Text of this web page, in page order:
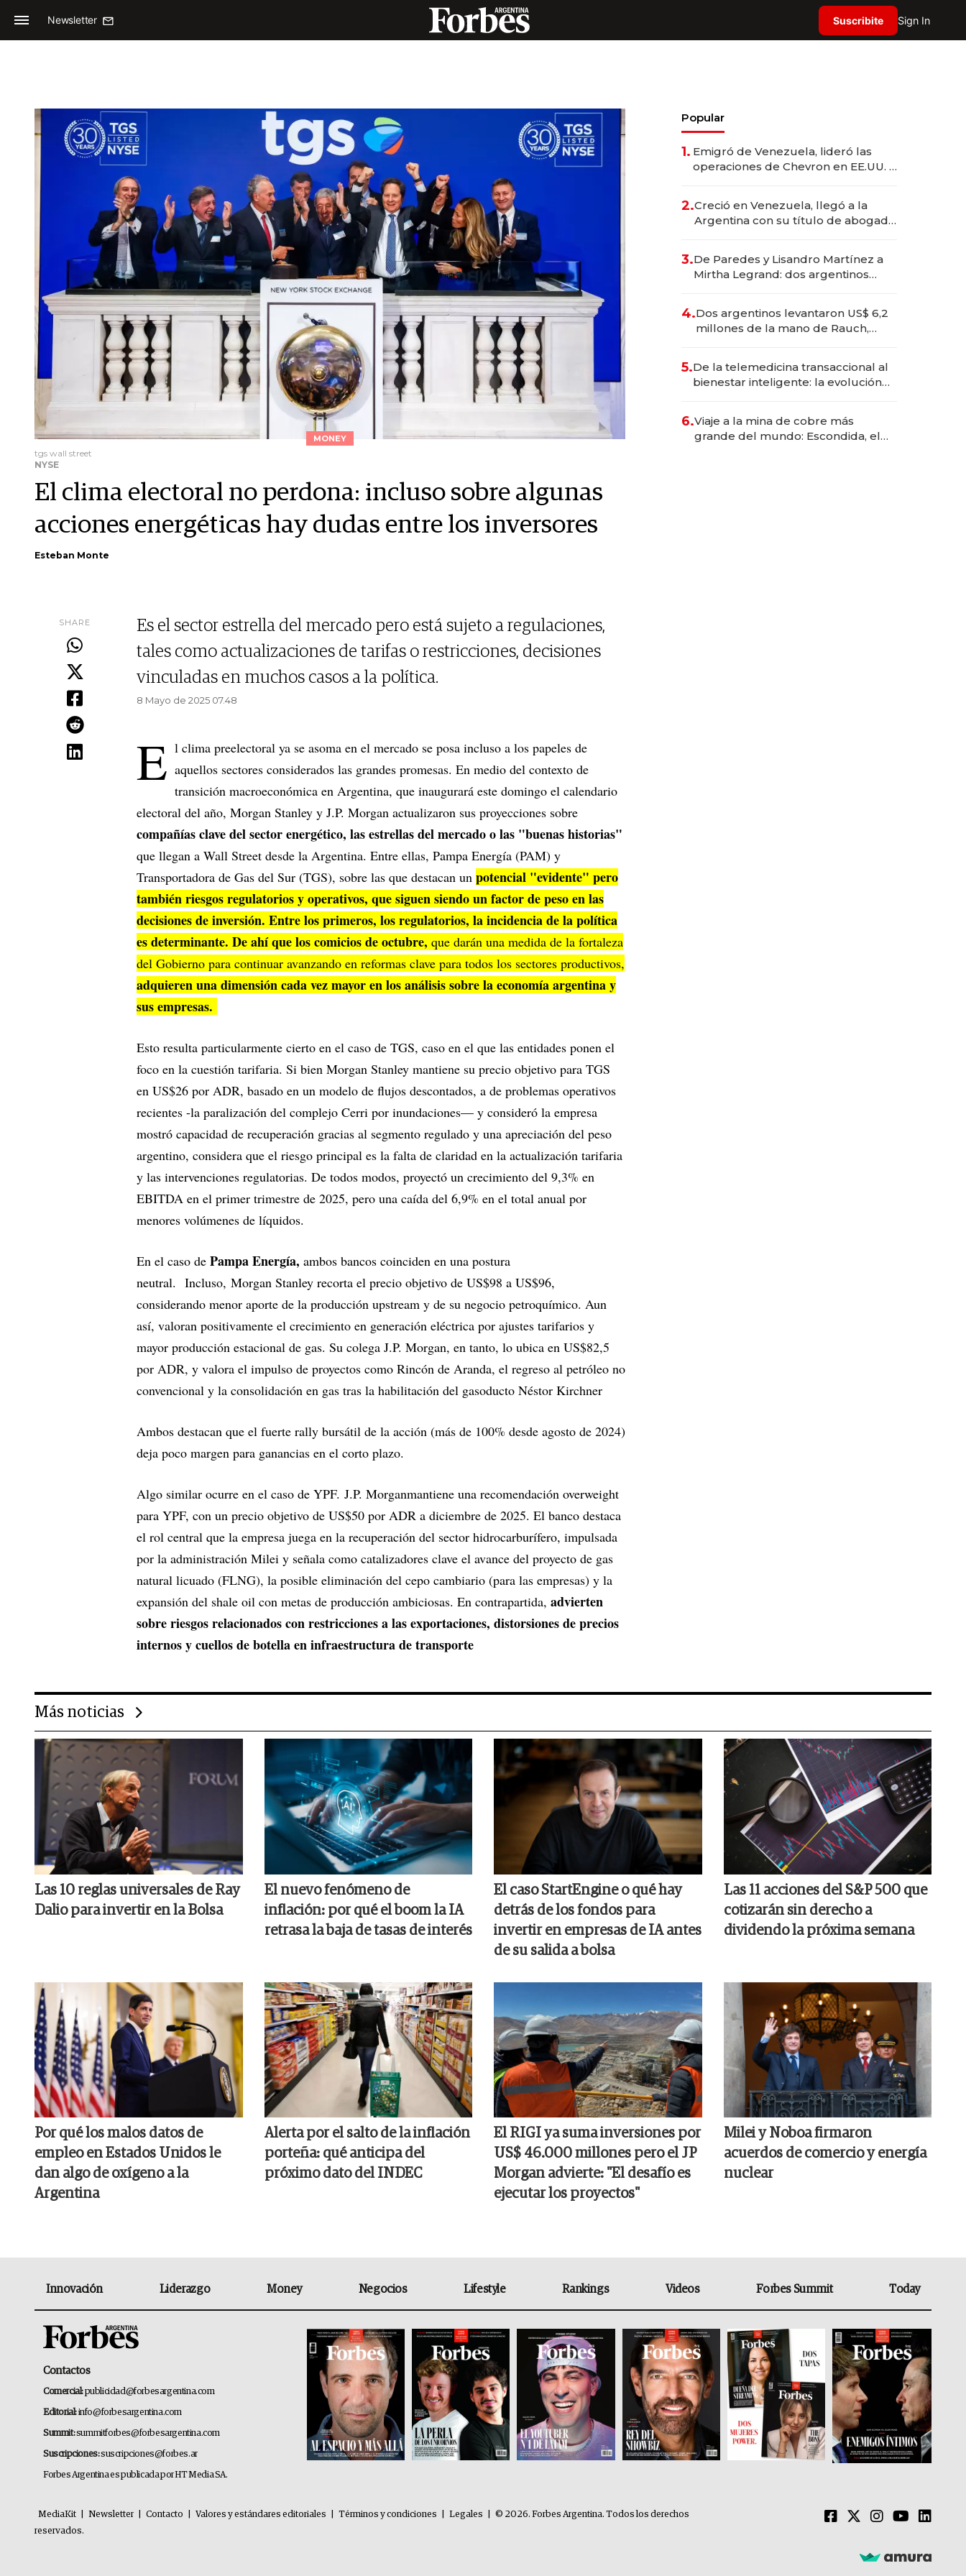
Newsletter Suscribite Sign In
MONEY
tgs wall street
NYSE
El clima electoral no perdona: incluso sobre algunas
acciones energéticas hay dudas entre los inversores
Esteban Monte
SHARE
Es el sector estrella del mercado pero está sujeto a regulaciones,
tales como actualizaciones de tarifas o restricciones, decisiones
vinculadas en muchos casos a la política.
8 Mayo de 2025 07.48
E l clima preelectoral ya se asoma en el mercado se posa incluso a los papeles de
aquellos sectores considerados las grandes promesas. En medio del contexto de
transición macroeconómica en Argentina, que inaugurará este domingo el calendario
electoral del año, Morgan Stanley y J.P. Morgan actualizaron sus proyecciones sobre
compañías clave del sector energético, las estrellas del mercado o las "buenas historias"
que llegan a Wall Street desde la Argentina. Entre ellas, Pampa Energía (PAM) y
Transportadora de Gas del Sur (TGS), sobre las que destacan un potencial "evidente" pero
también riesgos regulatorios y operativos, que siguen siendo un factor de peso en las
decisiones de inversión. Entre los primeros, los regulatorios, la incidencia de la política
es determinante. De ahí que los comicios de octubre, que darán una medida de la fortaleza
del Gobierno para continuar avanzando en reformas clave para todos los sectores productivos,
adquieren una dimensión cada vez mayor en los análisis sobre la economía argentina y
sus empresas.
Esto resulta particularmente cierto en el caso de TGS, caso en el que las entidades ponen el
foco en la cuestión tarifaria. Si bien Morgan Stanley mantiene su precio objetivo para TGS
en US$26 por ADR, basado en un modelo de flujos descontados, a de problemas operativos
recientes -la paralización del complejo Cerri por inundaciones— y consideró la empresa
mostró capacidad de recuperación gracias al segmento regulado y una apreciación del peso
argentino, considera que el riesgo principal es la falta de claridad en la actualización tarifaria
y las intervenciones regulatorias. De todos modos, proyectó un crecimiento del 9,3% en
EBITDA en el primer trimestre de 2025, pero una caída del 6,9% en el total anual por
menores volúmenes de líquidos.
En el caso de Pampa Energía, ambos bancos coinciden en una postura
neutral. Incluso, Morgan Stanley recorta el precio objetivo de US$98 a US$96,
considerando menor aporte de la producción upstream y de su negocio petroquímico. Aun
así, valoran positivamente el crecimiento en generación eléctrica por ajustes tarifarios y
mayor producción estacional de gas. Su colega J.P. Morgan, en tanto, lo ubica en US$82,5
por ADR, y valora el impulso de proyectos como Rincón de Aranda, el regreso al petróleo no
convencional y la consolidación en gas tras la habilitación del gasoducto Néstor Kirchner
Ambos destacan que el fuerte rally bursátil de la acción (más de 100% desde agosto de 2024)
deja poco margen para ganancias en el corto plazo.
Algo similar ocurre en el caso de YPF. J.P. Morganmantiene una recomendación overweight
para YPF, con un precio objetivo de US$50 por ADR a diciembre de 2025. El banco destaca
el rol central que la empresa juega en la recuperación del sector hidrocarburífero, impulsada
por la administración Milei y señala como catalizadores clave el avance del proyecto de gas
natural licuado (FLNG), la posible eliminación del cepo cambiario (para las empresas) y la
expansión del shale oil con metas de producción ambiciosas. En contrapartida, advierten
sobre riesgos relacionados con restricciones a las exportaciones, distorsiones de precios
internos y cuellos de botella en infraestructura de transporte
Popular
1. Emigró de Venezuela, lideró las
operaciones de Chevron en EE.UU. y
2.Creció en Venezuela, llegó a la
Argentina con su título de abogado
marcas "fast premium"
3.De Paredes y Lisandro Martínez a
Mirtha Legrand: dos argentinos
deportivo y el cuidado corporal
4.Dos argentinos levantaron US$ 6,2
millones de la mano de Rauch,
5.De la telemedicina transaccional al
bienestar inteligente: la evolución
6.Viaje a la mina de cobre más
grande del mundo: Escondida, el
Más noticias
Las 10 reglas universales de Ray
Dalio para invertir en la Bolsa
El nuevo fenómeno de
inflación: por qué el boom la IA
retrasa la baja de tasas de interés
El caso StartEngine o qué hay
detrás de los fondos para
invertir en empresas de IA antes
de su salida a bolsa
Las 11 acciones del S&P 500 que
cotizarán sin derecho a
dividendo la próxima semana
Por qué los malos datos de
empleo en Estados Unidos le
dan algo de oxígeno a la
Argentina
Alerta por el salto de la inflación
porteña: qué anticipa del
próximo dato del INDEC
El RIGI ya suma inversiones por
US$ 46.000 millones pero el JP
Morgan advierte: "El desafío es
ejecutar los proyectos"
Milei y Noboa firmaron
acuerdos de comercio y energía
nuclear
Innovación Liderazgo Money Negocios Lifestyle Rankings Videos Forbes Summit Today
Contactos
Comercial:publicidad@forbesargentina.com
Editorial:info@forbesargentina.com
Summit:summitforbes@forbesargentina.com
Suscripciones:suscripciones@forbes.ar
Forbes Argentina es publicada por HT Media SA.
MediaKit Newsletter Contacto Valores y estándares editoriales Términos y condiciones Legales
© 2026. Forbes Argentina. Todos los derechos
reservados.